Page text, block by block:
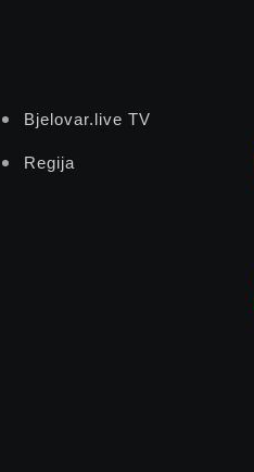
Bjelovar.live TV
Regija